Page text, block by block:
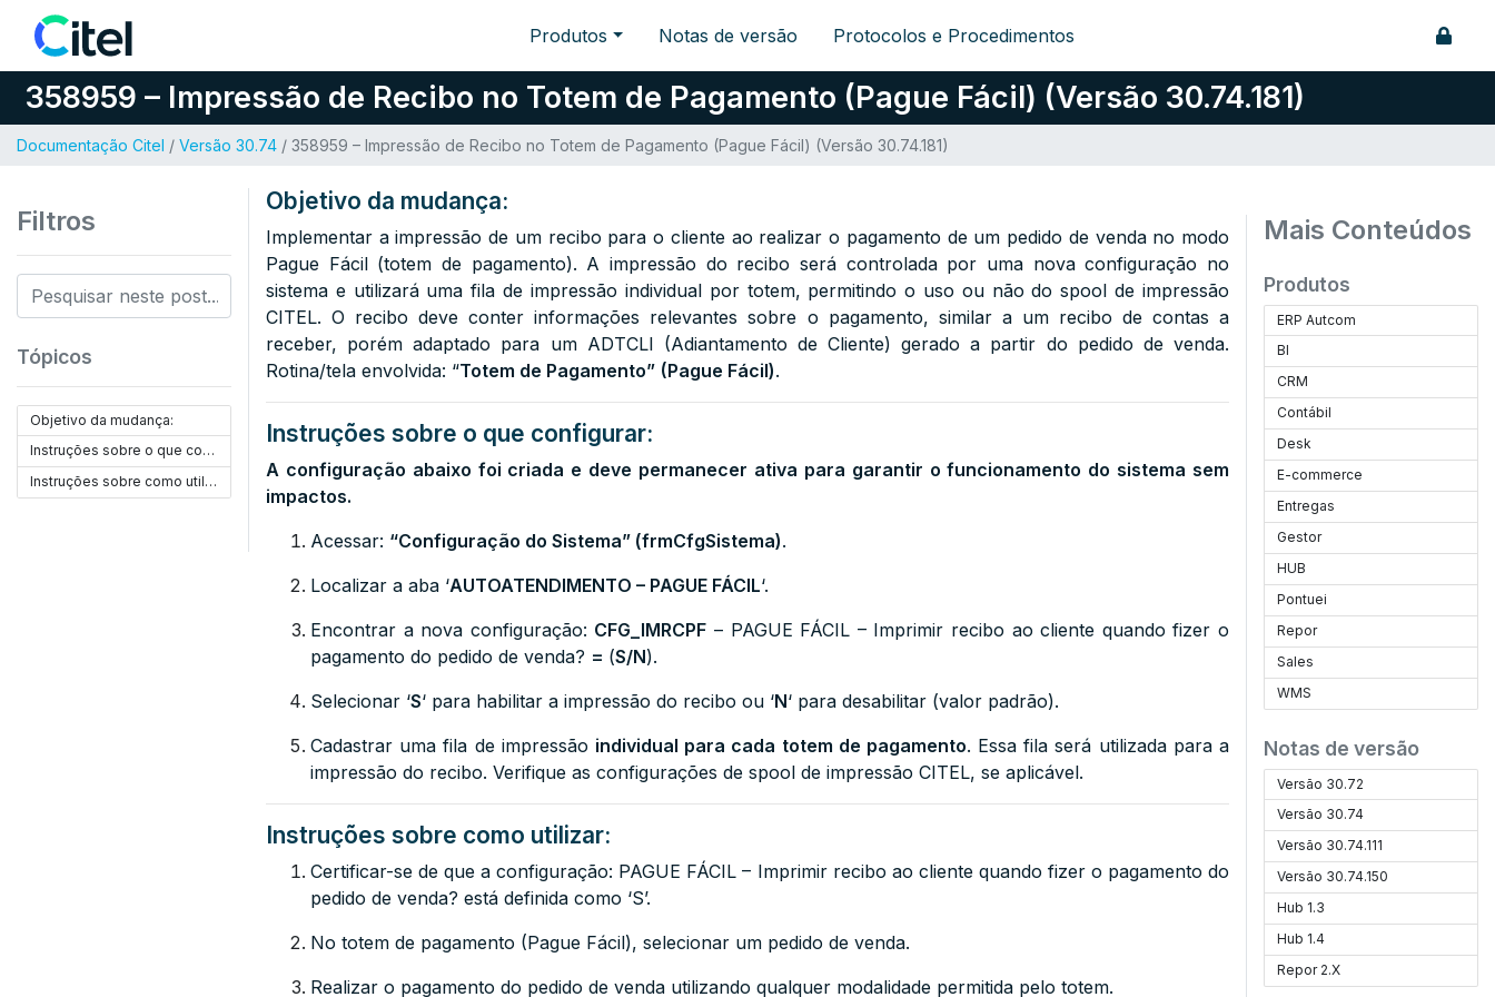
Pular para o conteúdo Produtos Notas de versão Protocolos e Procedimentos
358959 – Impressão de Recibo no Totem de Pagamento (Pague Fácil) (Versão 30.74.181)
Documentação Citel / Versão 30.74 / 358959 – Impressão de Recibo no Totem de Pagamento (Pague Fácil) (Versão 30.74.181)
Filtros
Tópicos
Objetivo da mudança:
Instruções sobre o que configurar:
Instruções sobre como utilizar:
Objetivo da mudança:
Implementar a impressão de um recibo para o cliente ao realizar o pagamento de um pedido de venda no modo
Pague Fácil (totem de pagamento). A impressão do recibo será controlada por uma nova configuração no
sistema e utilizará uma fila de impressão individual por totem, permitindo o uso ou não do spool de impressão
CITEL. O recibo deve conter informações relevantes sobre o pagamento, similar a um recibo de contas a
receber, porém adaptado para um ADTCLI (Adiantamento de Cliente) gerado a partir do pedido de venda.
Rotina/tela envolvida: “Totem de Pagamento” (Pague Fácil).
Instruções sobre o que configurar:
A configuração abaixo foi criada e deve permanecer ativa para garantir o funcionamento do sistema sem
impactos.
Acessar: “Configuração do Sistema” (frmCfgSistema).
Localizar a aba ‘AUTOATENDIMENTO – PAGUE FÁCIL‘.
Encontrar a nova configuração: CFG_IMRCPF – PAGUE FÁCIL – Imprimir recibo ao cliente quando fizer o
pagamento do pedido de venda? = (S/N).
Selecionar ‘S‘ para habilitar a impressão do recibo ou ‘N‘ para desabilitar (valor padrão).
Cadastrar uma fila de impressão individual para cada totem de pagamento. Essa fila será utilizada para a
impressão do recibo. Verifique as configurações de spool de impressão CITEL, se aplicável.
Instruções sobre como utilizar:
Certificar-se de que a configuração: PAGUE FÁCIL – Imprimir recibo ao cliente quando fizer o pagamento do
pedido de venda? está definida como ‘S’.
No totem de pagamento (Pague Fácil), selecionar um pedido de venda.
Realizar o pagamento do pedido de venda utilizando qualquer modalidade permitida pelo totem.
Mais Conteúdos
Produtos
ERP Autcom
BI
CRM
Contábil
Desk
E-commerce
Entregas
Gestor
HUB
Pontuei
Repor
Sales
WMS
Notas de versão
Versão 30.72
Versão 30.74
Versão 30.74.111
Versão 30.74.150
Hub 1.3
Hub 1.4
Repor 2.X